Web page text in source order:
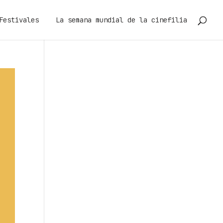
La semana mundial de la cinefilia